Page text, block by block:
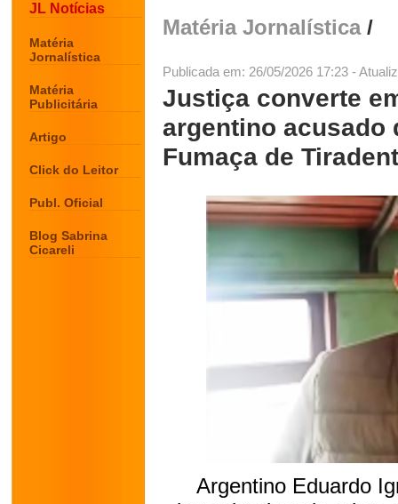
JL Notícias
Matéria
Jornalística
Matéria
Publicitária
Artigo
Click do Leitor
Publ. Oficial
Blog Sabrina
Cicareli
Matéria Jornalística/
Publicada em: 26/05/2026 17:23 -
Justiça converte
argentino acusado
Fumaça de
Argentino Eduardo